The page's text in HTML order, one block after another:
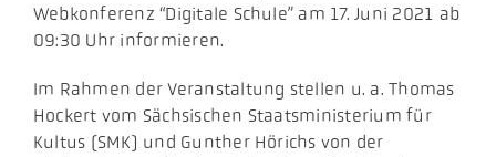
Webkonferenz “Digitale Schule” am 17. Juni 2021 ab
09:30 Uhr informieren.
Im Rahmen der Veranstaltung stellen u. a. Thomas
Hockert vom Sächsischen Staatsministerium für
Kultus (SMK) und Gunther Hörichs von der